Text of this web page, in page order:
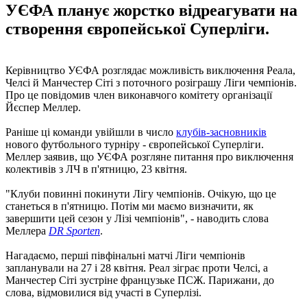
УЄФА планує жорстко відреагувати на
створення європейської Суперліги.
Керівництво УЄФА розглядає можливість виключення Реала,
Челсі й Манчестер Сіті з поточного розіграшу Ліги чемпіонів.
Про це повідомив член виконавчого комітету організації
Йєспер Меллер.
Раніше ці команди увійшли в число клубів-засновників
нового футбольного турніру - європейської Суперліги.
Меллер заявив, що УЄФА розгляне питання про виключення
колективів з ЛЧ в п'ятницю, 23 квітня.
"Клуби повинні покинути Лігу чемпіонів. Очікую, що це
станеться в п'ятницю. Потім ми маємо визначити, як
завершити цей сезон у Лізі чемпіонів", - наводить слова
Меллера DR Sporten.
Нагадаємо, перші півфінальні матчі Ліги чемпіонів
запланували на 27 і 28 квітня. Реал зіграє проти Челсі, а
Манчестер Сіті зустріне французьке ПСЖ. Парижани, до
слова, відмовилися від участі в Суперлізі.